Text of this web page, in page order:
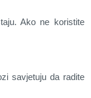
Ako ne koristite
savjetuju da radite